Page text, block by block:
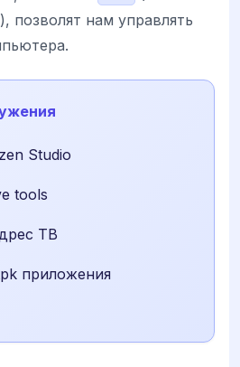
позволят нам управлять
Studio
tools
ТВ
приложения